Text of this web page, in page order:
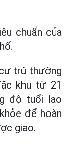
chuẩn của
trú thường
khu từ 21
độ tuổi lao
để hoàn
giao.